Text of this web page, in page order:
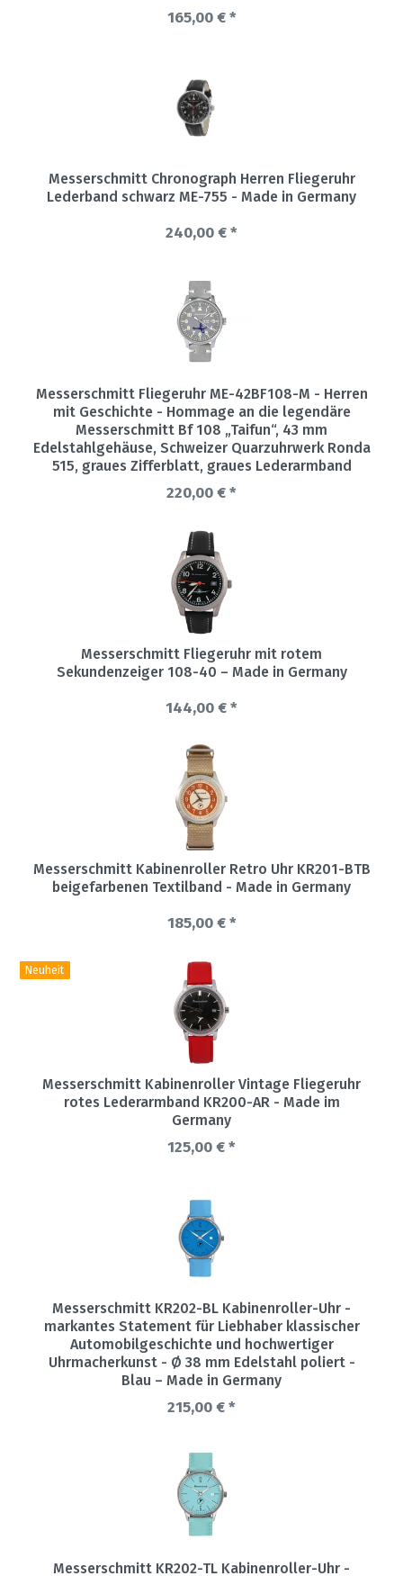
165,00 € *
Messerschmitt Chronograph Herren Fliegeruhr
Lederband schwarz ME-755 - Made in Germany
240,00 € *
Messerschmitt Fliegeruhr ME-42BF108-M - Herren
mit Geschichte - Hommage an die legendäre
Messerschmitt Bf 108 „Taifun“, 43 mm
Edelstahlgehäuse, Schweizer Quarzuhrwerk Ronda
515, graues Zifferblatt, graues Lederarmband
220,00 € *
Messerschmitt Fliegeruhr mit rotem
Sekundenzeiger 108-40 – Made in Germany
144,00 € *
Messerschmitt Kabinenroller Retro Uhr KR201-BTB
beigefarbenen Textilband - Made in Germany
185,00 € *
Neuheit
Messerschmitt Kabinenroller Vintage Fliegeruhr
rotes Lederarmband KR200-AR - Made im
Germany
125,00 € *
Messerschmitt KR202-BL Kabinenroller-Uhr -
markantes Statement für Liebhaber klassischer
Automobilgeschichte und hochwertiger
Uhrmacherkunst - Ø 38 mm Edelstahl poliert -
Blau – Made in Germany
215,00 € *
Messerschmitt KR202-TL Kabinenroller-Uhr -